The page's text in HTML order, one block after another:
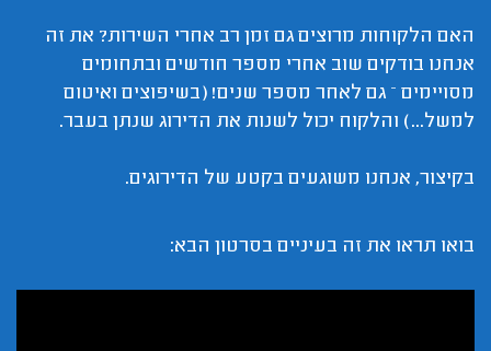
האם הלקוחות מרוצים גם זמן רב אחרי השירות? את זה
אנחנו בודקים שוב אחרי מספר חודשים ובתחומים
מסויימים – גם לאחר מספר שנים! (בשיפוצים ואיטום
למשל...) והלקוח יכול לשנות את הדירוג שנתן בעבר.
בקיצור, אנחנו משוגעים בקטע של הדירוגים.
בואו תראו את זה בעיניים בסרטון הבא: